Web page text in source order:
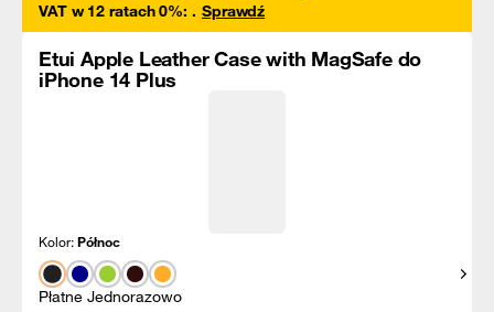
VAT w 12 ratach 0%: . Sprawdź
Etui Apple Leather Case with MagSafe do
iPhone 14 Plus
Kolor:Północ
Płatne Jednorazowo